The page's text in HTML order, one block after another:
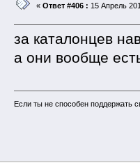
«Ответ #406 : 15 Апрель
за каталонцев
а они вообще
Если ты не способен поддержать